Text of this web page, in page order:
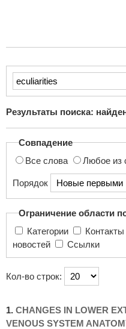
Введите
текст
поиска...
Результаты поиска:
Совпадение
Все слова
Любое из
Порядок
Ограничение области
Категории
Контакты
новостей
Ссылки
Кол-во строк:
1. CHANGES IN LOWER
VENOUS SYSTEM